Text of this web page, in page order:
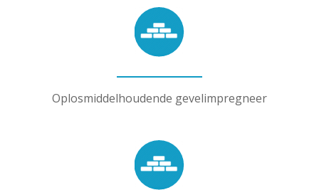
Oplosmiddelhoudende gevelimpregneer